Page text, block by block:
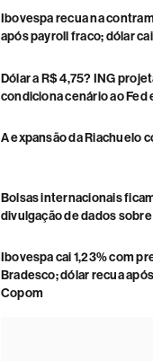
Ibovespa recua na
após payroll fraco; dólar
Dólar a R$ 4,75? ING
condiciona cenário ao Fed
A expansão da Riachuelo
Bolsas internacionais
divulgação de dados
Ibovespa cai 1,23% com
Bradesco; dólar recua
Copom